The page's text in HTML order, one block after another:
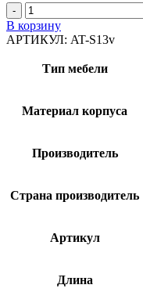
Количество
товара
Шкаф
хранения
стеклах
цитологии
S13v
В корзину
АРТИКУЛ: AT-S13v
Тип мебели
Материал корпуса
Производитель
Страна производитель
Артикул
Длина